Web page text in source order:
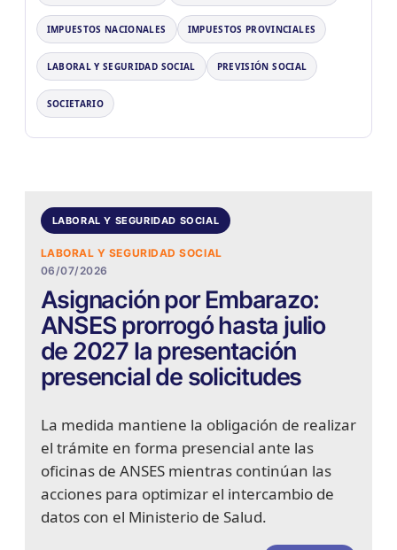
IMPUESTOS NACIONALES IMPUESTOS PROVINCIALES
LABORAL Y SEGURIDAD SOCIAL PREVISIÓN SOCIAL
SOCIETARIO
LABORAL Y SEGURIDAD SOCIAL
LABORAL Y SEGURIDAD SOCIAL
06/07/2026
Asignación por Embarazo:
ANSES prorrogó hasta julio
de 2027 la presentación
presencial de solicitudes
La medida mantiene la obligación de realizar
el trámite en forma presencial ante las
oficinas de ANSES mientras continúan las
acciones para optimizar el intercambio de
datos con el Ministerio de Salud.